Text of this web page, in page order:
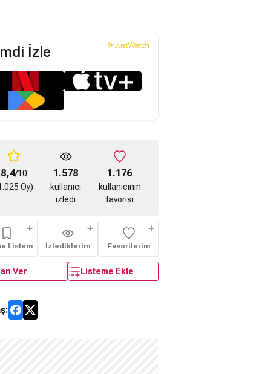
Runner 5.
İzle
8,4/10
Oy)
1.578
kullanıcı
izledi
1.176
kullanıcının
favorisi
Listem İzlediklerim Favorilerim
Ver Listeme Ekle